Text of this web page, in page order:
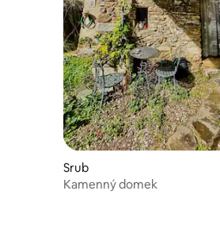
Srub
Kamenný domek